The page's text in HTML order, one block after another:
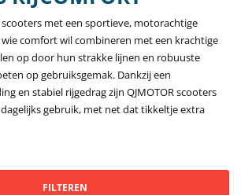
met een sportieve, motorachtige
comfort wil combineren met een krachtige
op door hun strakke lijnen en robuuste
op gebruiksgemak. Dankzij een
en stabiel rijgedrag zijn QJMOTOR scooters
gebruik, met net dat tikkeltje extra
FILTEREN